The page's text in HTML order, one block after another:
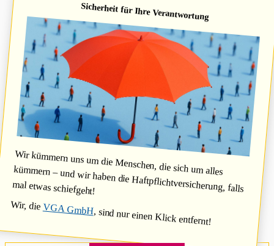
Sicherheit für Ihre Verantwortung
Wir kümmern uns um die Menschen, die sich um alles
kümmern – und wir haben die Haftpflichtversicherung, falls
mal etwas schiefgeht!
Wir, dieVGA GmbH, sind nur einen Klick entfernt!